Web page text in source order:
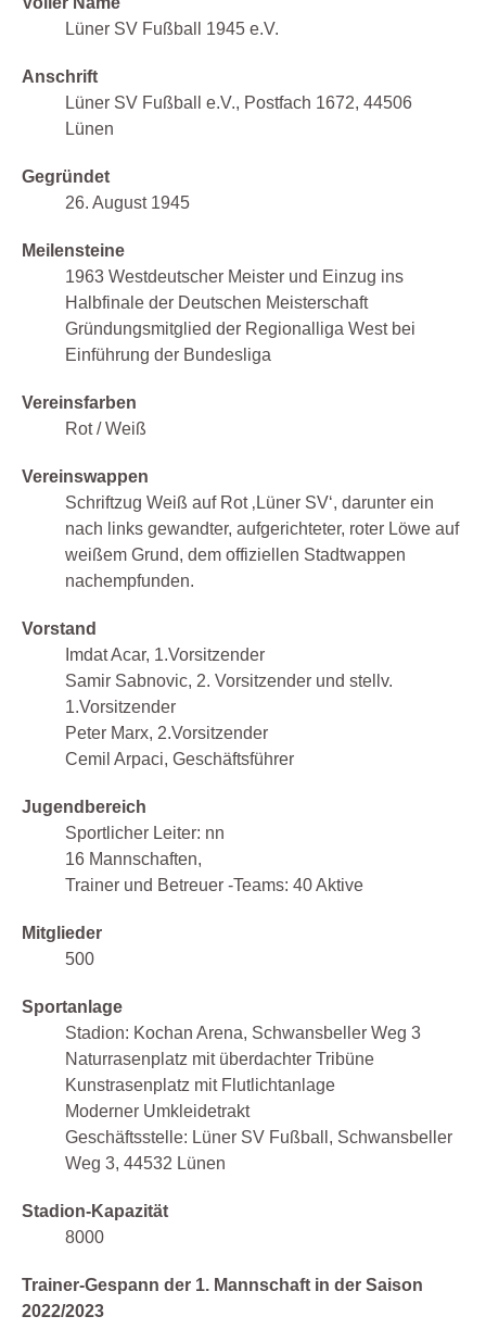
Lüner SV Fußball 1945 e.V.
Anschrift
Lüner SV Fußball e.V., Postfach 1672, 44506
Lünen
Gegründet
26. August 1945
Meilensteine
1963 Westdeutscher Meister und Einzug ins
Halbfinale der Deutschen Meisterschaft
Gründungsmitglied der Regionalliga West bei
Einführung der Bundesliga
Vereinsfarben
Rot / Weiß
Vereinswappen
Schriftzug Weiß auf Rot ‚Lüner SV‘, darunter ein
nach links gewandter, aufgerichteter, roter Löwe auf
weißem Grund, dem offiziellen Stadtwappen
nachempfunden.
Vorstand
Imdat Acar, 1.Vorsitzender
Samir Sabnovic, 2. Vorsitzender und stellv.
1.Vorsitzender
Peter Marx, 2.Vorsitzender
Cemil Arpaci, Geschäftsführer
Jugendbereich
Sportlicher Leiter: nn
16 Mannschaften,
Trainer und Betreuer -Teams: 40 Aktive
Mitglieder
500
Sportanlage
Stadion: Kochan Arena, Schwansbeller Weg 3
Naturrasenplatz mit überdachter Tribüne
Kunstrasenplatz mit Flutlichtanlage
Moderner Umkleidetrakt
Geschäftsstelle: Lüner SV Fußball, Schwansbeller
Weg 3, 44532 Lünen
Stadion-Kapazität
8000
Trainer-Gespann der 1. Mannschaft in der Saison
2022/2023